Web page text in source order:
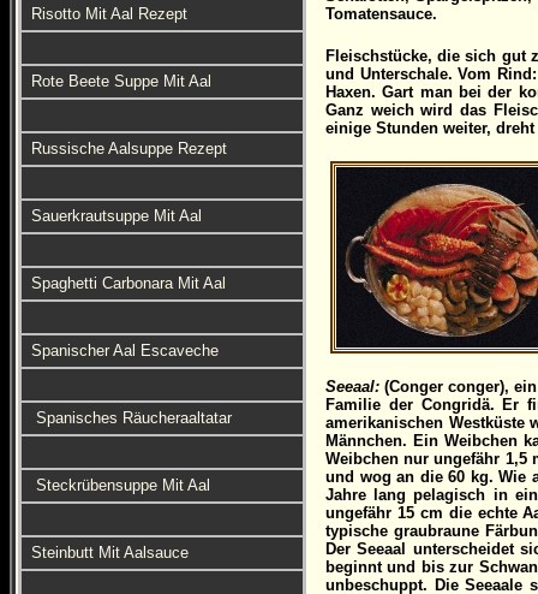
Risotto Mit Aal Rezept
Rote Beete Suppe Mit Aal
Russische Aalsuppe Rezept
Sauerkrautsuppe Mit Aal
Spaghetti Carbonara Mit Aal
Spanischer Aal Escaveche
Spanisches Räucheraaltatar
Steckrübensuppe Mit Aal
Steinbutt Mit Aalsauce
Tomatensauce.
Fleischstücke, die sich gut
und Unterschale. Vom
Haxen. Gart man bei der
Ganz weich wird das
einige Stunden weiter,
Seeaal: (Conger conger),
Familie der Congridä. Er
amerikanischen Westküste
Männchen. Ein Weibchen
Weibchen nur ungefähr 1,5
und wog an die 60 kg. Wie
Jahre lang pelagisch in
ungefähr 15 cm die echte
typische graubraune
Der Seeaal unterscheidet
beginnt und bis zur
unbeschuppt. Die Seeaale